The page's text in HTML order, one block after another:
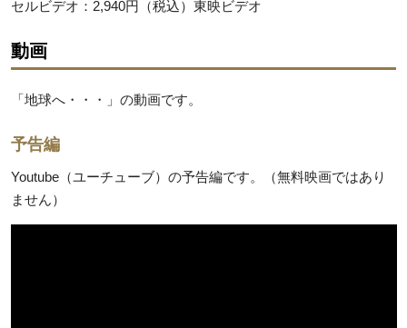
セルビデオ：2,940円（税込）東映ビデオ
動画
「地球へ・・・」の動画です。
予告編
Youtube（ユーチューブ）の予告編です。（無料映画ではあり
ません）